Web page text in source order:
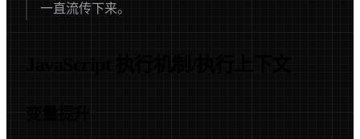
一直流传下来。
JavaScript 执行机制/执行上下文
变量提升